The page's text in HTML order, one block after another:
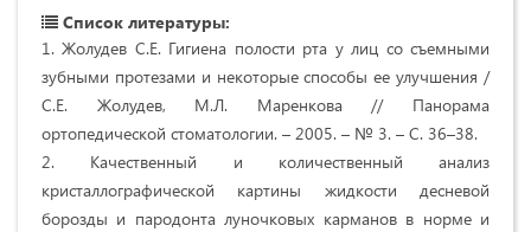
Список литературы:
1. Жолудев С.Е. Гигиена полости рта у лиц со съемными
зубными протезами и некоторые способы ее улучшения /
С.Е. Жолудев, М.Л. Маренкова // Панорама
ортопедической стоматологии. – 2005. – № 3. – С. 36–38.
2. Качественный и количественный анализ
кристаллографической картины жидкости десневой
борозды и пародонта луночковых карманов в норме и